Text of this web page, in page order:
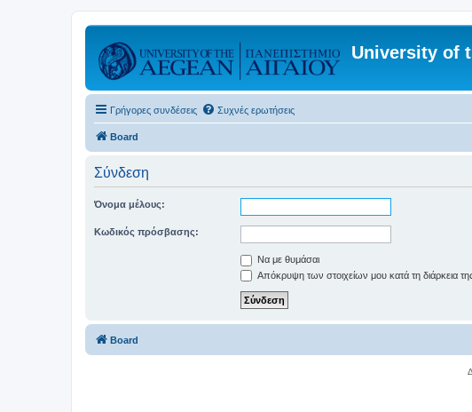
University of
Γρήγορες συνδέσεις Συχνές ερωτήσεις
Board
Σύνδεση
Όνομα μέλους:
Κωδικός πρόσβασης:
Να με θυμάσαι
Απόκρυψη των στοιχείων μου κατά τη διάρκεια
Board